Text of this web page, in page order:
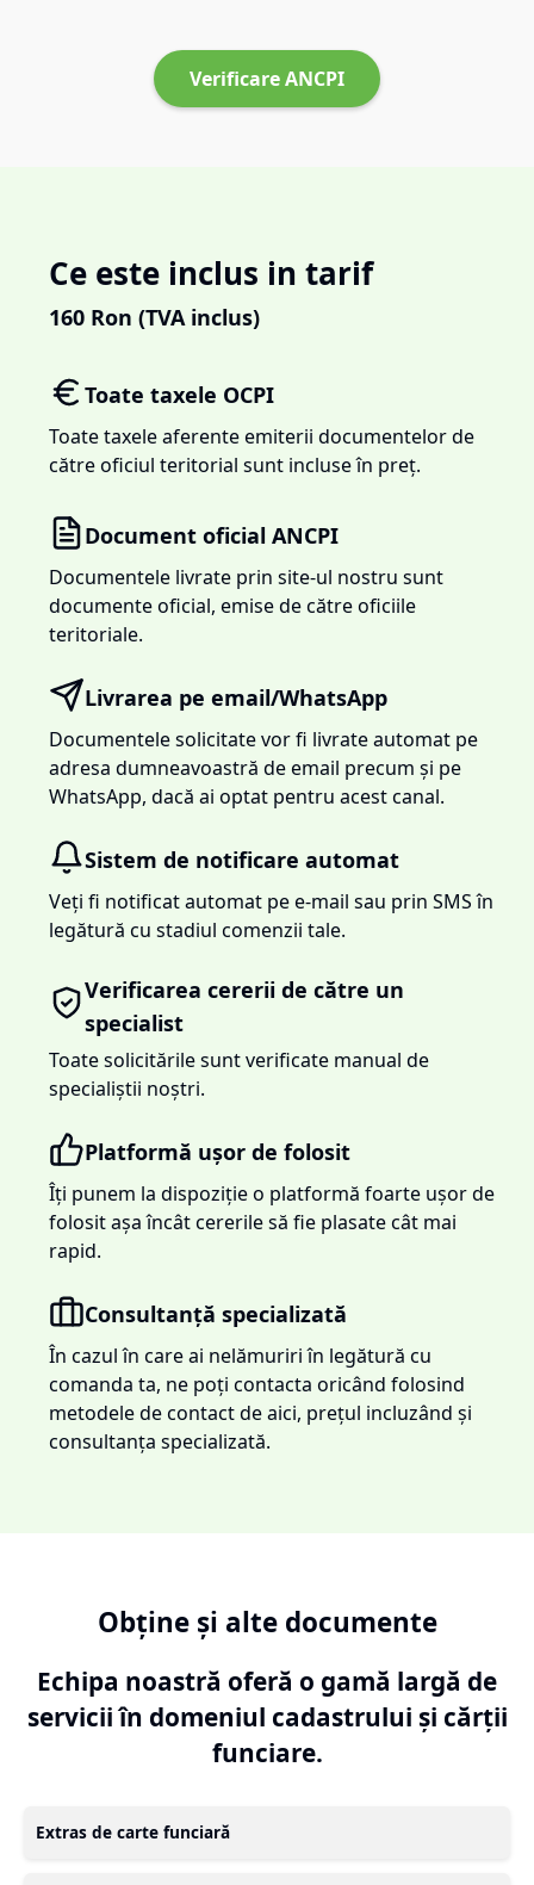
Verificare ANCPI
Ce este inclus in tarif
160 Ron (TVA inclus)
Toate taxele OCPI
Toate taxele aferente emiterii documentelor de
către oficiul teritorial sunt incluse în preț.
Document oficial ANCPI
Documentele livrate prin site-ul nostru sunt
documente oficial, emise de către oficiile
teritoriale.
Livrarea pe email/WhatsApp
Documentele solicitate vor fi livrate automat pe
adresa dumneavoastră de email precum și pe
WhatsApp, dacă ai optat pentru acest canal.
Sistem de notificare automat
Veți fi notificat automat pe e-mail sau prin SMS în
legătură cu stadiul comenzii tale.
Verificarea cererii de către un
specialist
Toate solicitările sunt verificate manual de
specialiștii noștri.
Platformă ușor de folosit
Îți punem la dispoziție o platformă foarte ușor de
folosit așa încât cererile să fie plasate cât mai
rapid.
Consultanță specializată
În cazul în care ai nelămuriri în legătură cu
comanda ta, ne poți contacta oricând folosind
metodele de contact de aici, prețul incluzând și
consultanța specializată.
Obține și alte documente
Echipa noastră oferă o gamă largă de
servicii în domeniul cadastrului și cărții
funciare.
Extras de carte funciară